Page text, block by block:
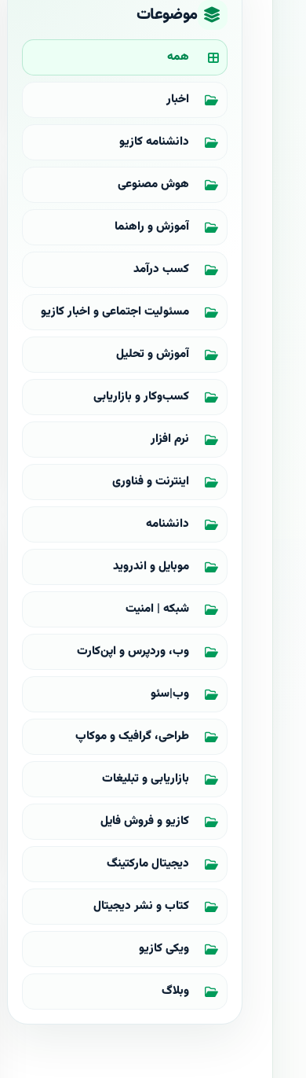
موضوعات
همه
اخبار
دانشنامه کازیو
هوش مصنوعی
آموزش و راهنما
کسب درآمد
مسئولیت اجتماعی و اخبار کازیو
آموزش و تحلیل
کسب‌وکار و بازاریابی
نرم افزار
اینترنت و فناوری
دانشنامه
موبایل و اندروید
شبکه | امنیت
وب، وردپرس و اپن‌کارت
وب|سئو
طراحی، گرافیک و موکاپ
بازاریابی و تبلیغات
کازیو و فروش فایل
دیجیتال مارکتینگ
کتاب و نشر دیجیتال
ویکی کازیو
وبلاگ